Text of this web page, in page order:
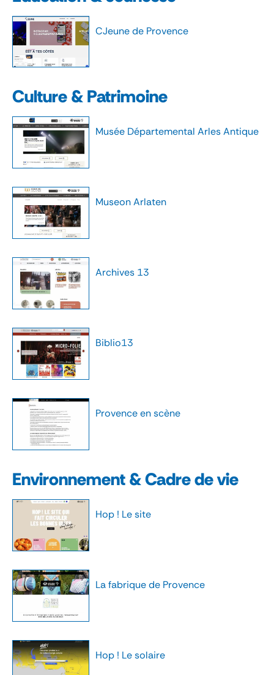
CJeune de Provence
Culture & Patrimoine
Musée Départemental Arles Antique
Museon Arlaten
Archives 13
Biblio13
Provence en scène
Environnement & Cadre de vie
Hop ! Le site
La fabrique de Provence
Hop ! Le solaire